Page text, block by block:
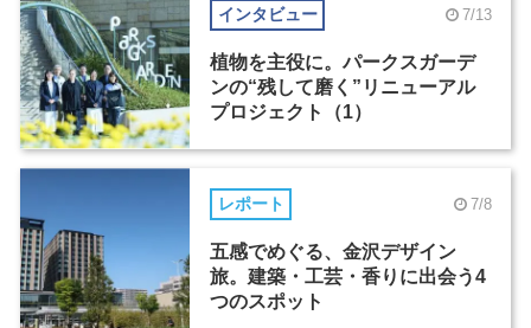
インタビュー 7/13
植物を主役に。パークスガーデ
ンの“残して磨く”リニューアル
プロジェクト（1）
レポート 7/8
五感でめぐる、金沢デザイン
旅。建築・工芸・香りに出会う4
つのスポット